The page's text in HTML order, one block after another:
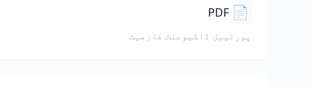
📄
PDF
پورٹیبل ڈاکیومنٹ فارمیٹ